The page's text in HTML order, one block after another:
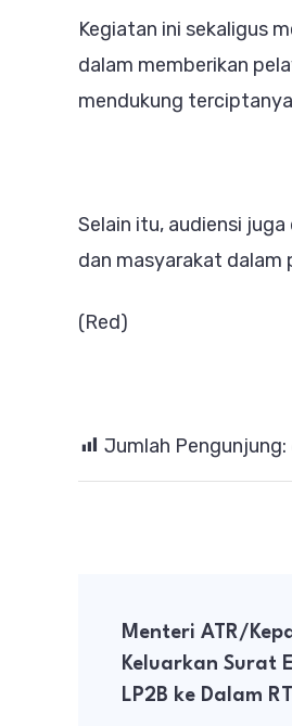
Kegiatan ini sekaligus
dalam memberikan
mendukung
Selain itu, audiensi
dan masyarakat dalam
(Red)
Jumlah Pengunjung:
Navigation
Menteri ATR/
Keluarkan Surat
LP2B ke Dalam